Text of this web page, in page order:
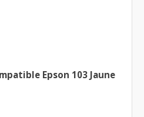
Cartouche d'encre compatible Epson 103 Jaune